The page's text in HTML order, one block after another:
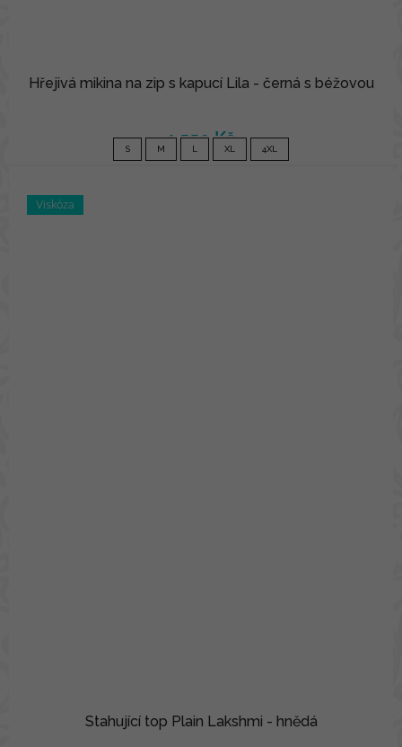
Hřejivá mikina na zip s kapucí Lila - černá s béžovou
1 550 Kč
S M L XL 4XL
Viskóza
Stahující top Plain Lakshmi - hnědá